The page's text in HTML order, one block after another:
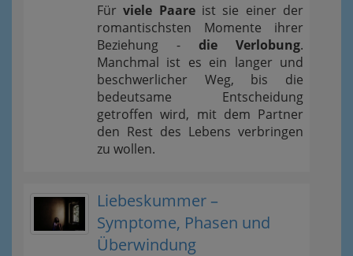
Fürviele Paareist sie einer der
romantischsten Momente ihrer
Beziehung - die Verlobung.
Manchmal ist es ein langer und
beschwerlicher Weg, bis die
bedeutsame Entscheidung
getroffen wird, mit dem Partner
den Rest des Lebens verbringen
zu wollen.
Liebeskummer –
Symptome, Phasen und
Überwindung